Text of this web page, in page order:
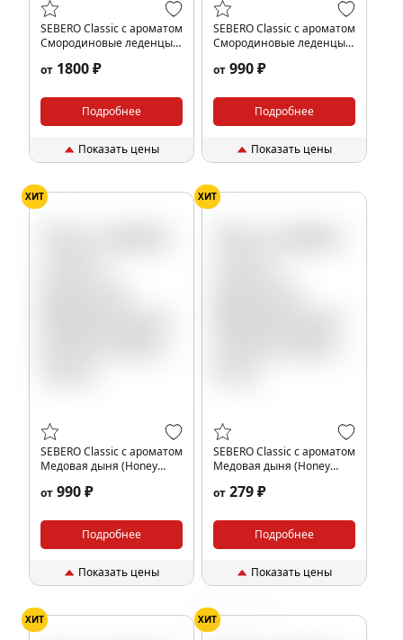
SEBERO Classic с ароматом
Смородиновые леденцы
от 1800 ₽
Подробнее
Показать цены
SEBERO Classic с ароматом
Смородиновые леденцы
от 990 ₽
Подробнее
Показать цены
ХИТ
SEBERO Classic с ароматом
Медовая дыня (Honey
от 990 ₽
Подробнее
Показать цены
ХИТ
SEBERO Classic с ароматом
Медовая дыня (Honey
от 279 ₽
Подробнее
Показать цены
ХИТ
ХИТ